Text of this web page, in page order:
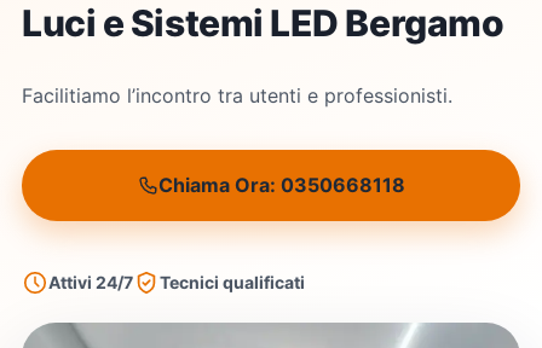
Luci e Sistemi LED Bergamo
Facilitiamo l’incontro tra utenti e professionisti.
Chiama Ora: 0350668118
Attivi 24/7 Tecnici qualificati